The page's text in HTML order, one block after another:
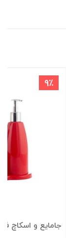
9٪
جامایع و اسکاچ